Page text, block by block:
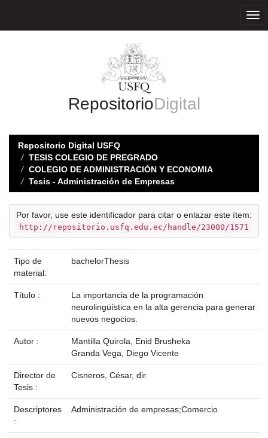
RepositorioDigital
Repositorio Digital USFQ
TESIS COLEGIO DE PREGRADO
COLEGIO DE ADMINISTRACIÓN Y ECONOMIA
Tesis - Administración de Empresas
Por favor, use este identificador para citar o enlazar este ítem:
http://repositorio.usfq.edu.ec/handle/23000/1571
Tipo de
material:
bachelorThesis
Título :
La importancia de la programación
neurolingüística en la alta gerencia para generar
nuevos negocios.
Autor :
Mantilla Quirola, Enid Brusheka
Granda Vega, Diego Vicente
Director de
Tesis :
Cisneros, César, dir.
Descriptores
:
Administración de empresas;Comercio